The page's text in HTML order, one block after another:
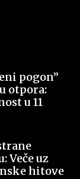
pogon”
otpora:
u 11
Veče uz
hitove